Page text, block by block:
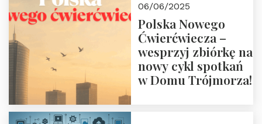
18:00
06/06/2025
Polska Nowego
Ćwierćwiecza –
wesprzyj zbiórkę na
nowy cykl spotkań
w Domu Trójmorza!